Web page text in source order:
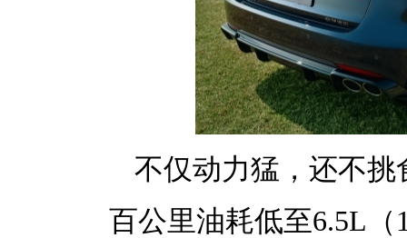
不仅动力猛，还不挑
百公里油耗低至6.5L（